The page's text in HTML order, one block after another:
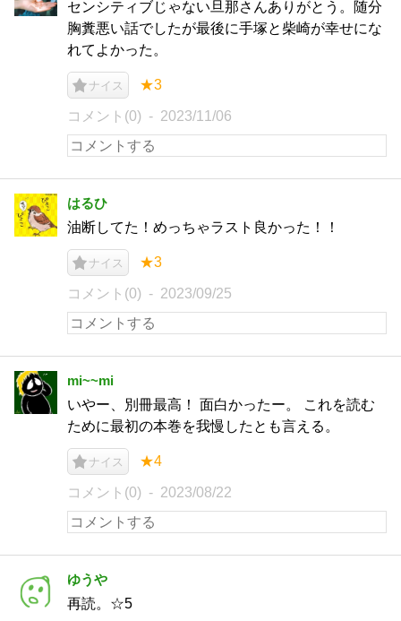
センシティブじゃない旦那さんありがとう。随分
胸糞悪い話でしたが最後に手塚と柴崎が幸せにな
れてよかった。
ナイス ★3
コメント(0) 2023/11/06
はるひ
油断してた！めっちゃラスト良かった！！
ナイス ★3
コメント(0) 2023/09/25
mi~~mi
いやー、別冊最高！ 面白かったー。 これを読む
ために最初の本巻を我慢したとも言える。
ナイス ★4
コメント(0) 2023/08/22
ゆうや
再読。☆5